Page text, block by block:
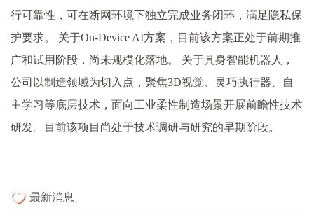
行可靠性，可在断网环境下独立完成业务闭环，满足隐私保
护要求。 关于On-Device AI方案，目前该方案正处于前期推
广和试用阶段，尚未规模化落地。 关于具身智能机器人，
公司以制造领域为切入点，聚焦3D视觉、灵巧执行器、自
主学习等底层技术，面向工业柔性制造场景开展前瞻性技术
研发。目前该项目尚处于技术调研与研究的早期阶段。
最新消息